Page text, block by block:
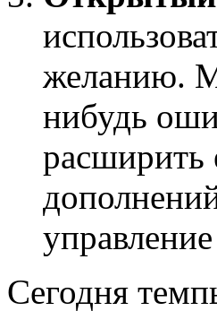
желанию.
нибудь
расширить
Сегодня